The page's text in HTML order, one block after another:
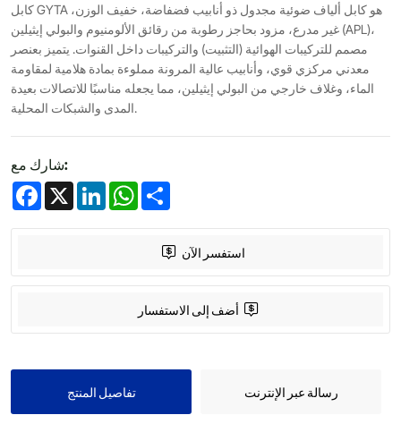
كابل GYTA هو كابل ألياف ضوئية مجدول ذو أنابيب فضفاضة، خفيف الوزن،
غير مدرع، مزود بحاجز رطوبة من رقائق الألومنيوم والبولي إيثيلين (APL)،
مصمم للتركيبات الهوائية (التثبيت) والتركيبات داخل القنوات. يتميز بعنصر
معدني مركزي قوي، وأنابيب عالية المرونة مملوءة بمادة هلامية لمقاومة
الماء، وغلاف خارجي من البولي إيثيلين، مما يجعله مناسبًا للاتصالات بعيدة
المدى والشبكات المحلية.
شارك مع:
Facebook
X LinkedInWhatsApp
استفسر الآن
أضف إلى الاستفسار
تفاصيل المنتج رسالة عبر الإنترنت